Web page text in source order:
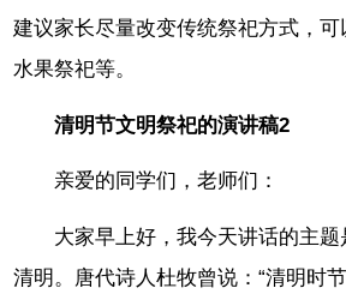
建议家长尽量改变传统祭祀方式，
水果祭祀等。
清明节文明祭祀的演讲稿2
亲爱的同学们，老师们：
大家早上好，我今天讲话的主
清明。唐代诗人杜牧曾说：“清明时